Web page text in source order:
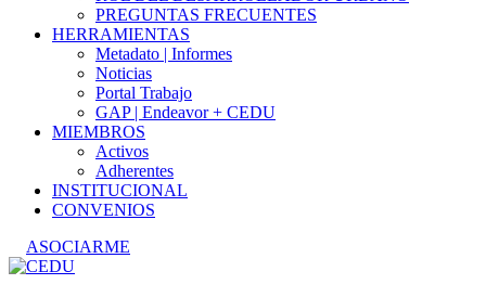
PREGUNTAS FRECUENTES
HERRAMIENTAS
Metadato | Informes
Noticias
Portal Trabajo
GAP | Endeavor + CEDU
MIEMBROS
Activos
Adherentes
INSTITUCIONAL
CONVENIOS
ASOCIARME